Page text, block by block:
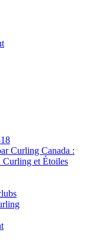
Curling Canada :
Curling et Étoiles